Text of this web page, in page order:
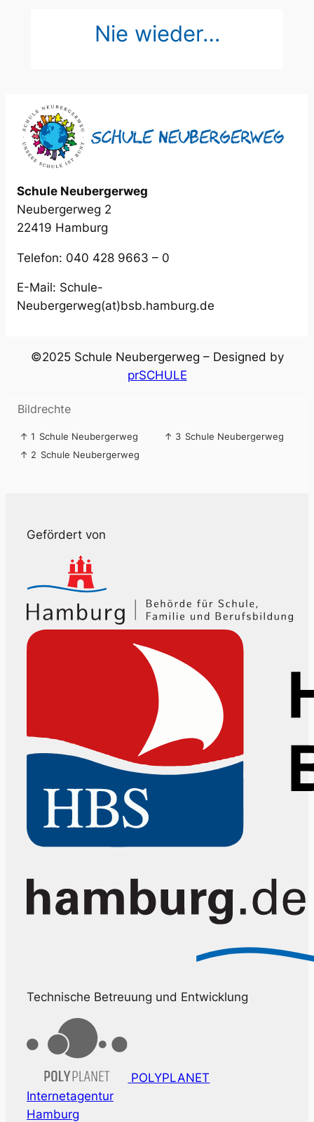
Nie wieder…
Schule Neubergerweg
Neubergerweg 2
22419 Hamburg
Telefon: 040 428 9663 – 0
E-Mail: Schule-
Neubergerweg(at)bsb.hamburg.de
©2025 Schule Neubergerweg – Designed by
prSCHULE
Bildrechte
↑ 1 Schule Neubergerweg
↑ 2 Schule Neubergerweg
↑ 3 Schule Neubergerweg
Gefördert von
Technische Betreuung und Entwicklung
POLYPLANET
Internetagentur
Hamburg